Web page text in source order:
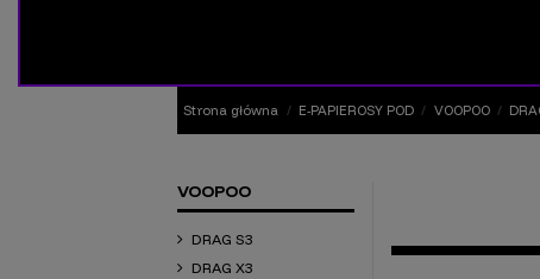
Strona główna E-PAPIEROSY POD VOOPOO
VOOPOO
DRAG S3
DRAG X3